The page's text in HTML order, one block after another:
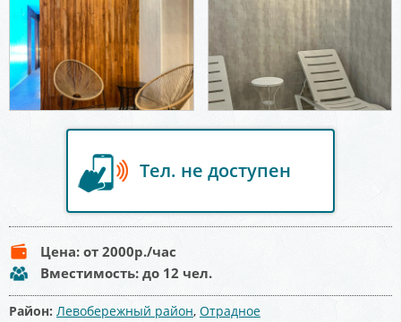
Тел. не доступен
Цена: от 2000р./час
Вместимость: до 12 чел.
Район: Левобережный район, Отрадное